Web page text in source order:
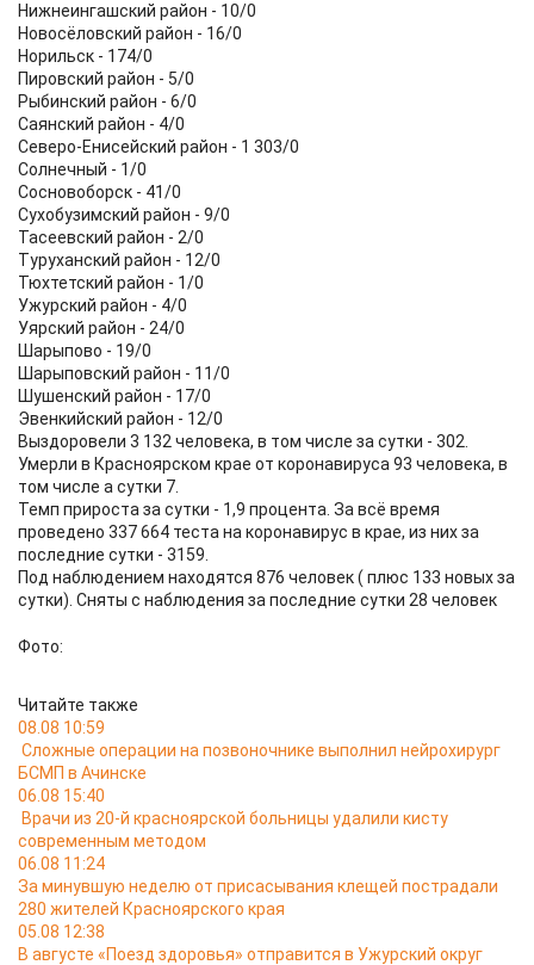
Нижнеингашский район - 10/0
Новосёловский район - 16/0
Норильск - 174/0
Пировский район - 5/0
Рыбинский район - 6/0
Саянский район - 4/0
Северо-Енисейский район - 1 303/0
Солнечный - 1/0
Сосновоборск - 41/0
Сухобузимский район - 9/0
Тасеевский район - 2/0
Туруханский район - 12/0
Тюхтетский район - 1/0
Ужурский район - 4/0
Уярский район - 24/0
Шарыпово - 19/0
Шарыповский район - 11/0
Шушенский район - 17/0
Эвенкийский район - 12/0
Выздоровели 3 132 человека, в том числе за сутки - 302.
Умерли в Красноярском крае от коронавируса 93 человека, в
том числе а сутки 7.
Темп прироста за сутки - 1,9 процента. За всё время
проведено 337 664 теста на коронавирус в крае, из них за
последние сутки - 3159.
Под наблюдением находятся 876 человек ( плюс 133 новых за
сутки). Сняты с наблюдения за последние сутки 28 человек
Фото:
Читайте также
08.08 10:59
Сложные операции на позвоночнике выполнил нейрохирург
БСМП в Ачинске
06.08 15:40
Врачи из 20-й красноярской больницы удалили кисту
современным методом
06.08 11:24
За минувшую неделю от присасывания клещей пострадали
280 жителей Красноярского края
05.08 12:38
В августе «Поезд здоровья» отправится в Ужурский округ